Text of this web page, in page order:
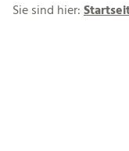
Sie sind hier: